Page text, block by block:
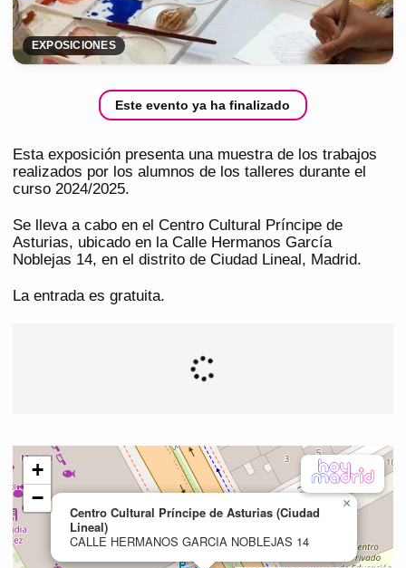
EXPOSICIONES
Este evento ya ha finalizado
Esta exposición presenta una muestra de los trabajos
realizados por los alumnos de los talleres durante el
curso 2024/2025.
Se lleva a cabo en el Centro Cultural Príncipe de
Asturias, ubicado en la Calle Hermanos García
Noblejas 14, en el distrito de Ciudad Lineal, Madrid.
La entrada es gratuita.